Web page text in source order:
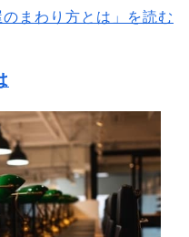
のまわり方とは」を読む